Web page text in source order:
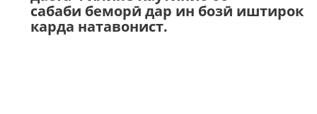
сабаби беморӣ дар ин бозӣ иштирок
карда натавонист.